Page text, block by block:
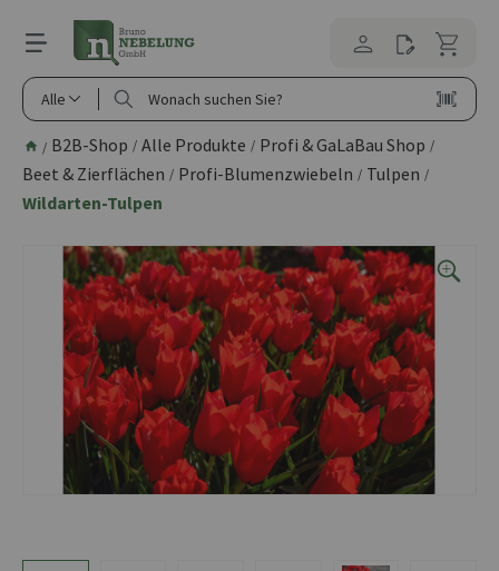
springen
Alle
/ B2B-Shop / Alle Produkte / Profi & GaLaBau Shop /
Beet & Zierflächen / Profi-Blumenzwiebeln / Tulpen /
Wildarten-Tulpen